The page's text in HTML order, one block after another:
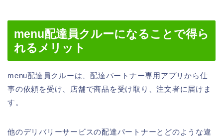
menu配達員クルーになることで得ら
れるメリット
menu配達員クルーは、配達パートナー専用アプリから仕
事の依頼を受け、店舗で商品を受け取り、注文者に届けま
す。
他のデリバリーサービスの配達パートナーとどのような違